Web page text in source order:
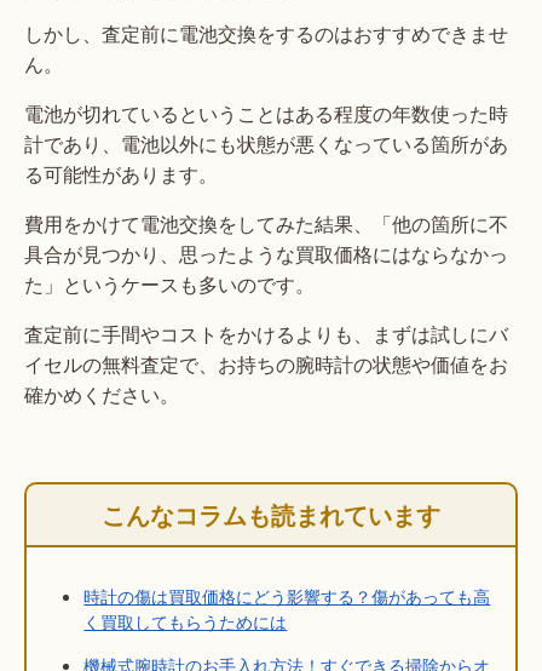
しかし、査定前に電池交換をするのはおすすめできませ
ん。
電池が切れているということはある程度の年数使った時
計であり、電池以外にも状態が悪くなっている箇所があ
る可能性があります。
費用をかけて電池交換をしてみた結果、「他の箇所に不
具合が見つかり、思ったような買取価格にはならなかっ
た」というケースも多いのです。
査定前に手間やコストをかけるよりも、まずは試しにバ
イセルの無料査定で、お持ちの腕時計の状態や価値をお
確かめください。
こんなコラムも読まれています
時計の傷は買取価格にどう影響する？傷があっても高
く買取してもらうためには
機械式腕時計のお手入れ方法！すぐできる掃除からオ